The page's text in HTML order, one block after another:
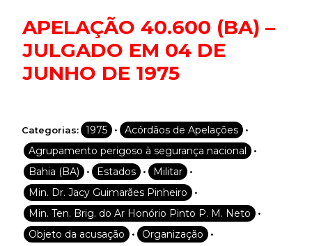
APELAÇÃO 40.600 (BA) –
JULGADO EM 04 DE
JUNHO DE 1975
Categorias: 1975 • Acórdãos de Apelações •
Agrupamento perigoso à segurança nacional •
Bahia (BA) • Estados • Militar •
Min. Dr. Jacy Guimarães Pinheiro •
Min. Ten. Brig. do Ar Honório Pinto P. M. Neto •
Objeto da acusação • Organização •